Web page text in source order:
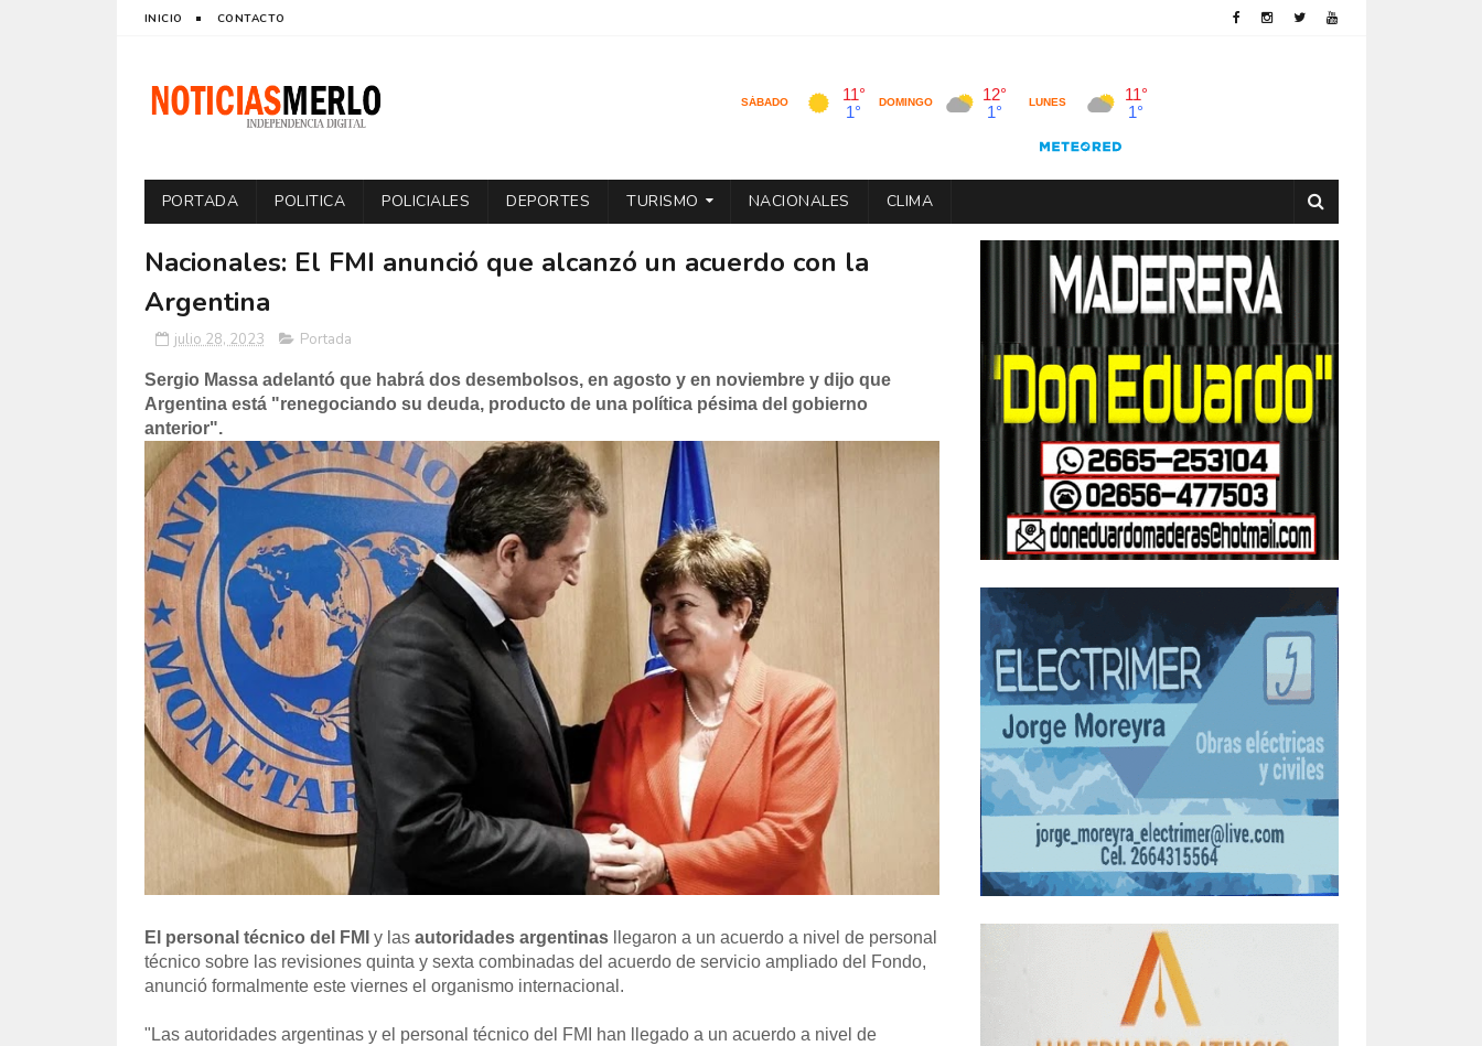
INICIO CONTACTO
PORTADA POLITICA POLICIALES DEPORTES TURISMO NACIONALES CLIMA
Nacionales: El FMI anunció que alcanzó un acuerdo con la
Argentina
julio 28, 2023 Portada
Sergio Massa adelantó que habrá dos desembolsos, en agosto y en noviembre y dijo que
Argentina está "renegociando su deuda, producto de una política pésima del gobierno
anterior".
El personal técnico del FMI y las autoridades argentinasllegaron a un acuerdo a nivel de personal
técnico sobre las revisiones quinta y sexta combinadas del acuerdo de servicio ampliado del Fondo,
anunció formalmente este viernes el organismo internacional.
"Las autoridades argentinas y el personal técnico del FMI han llegado a un acuerdo a nivel de